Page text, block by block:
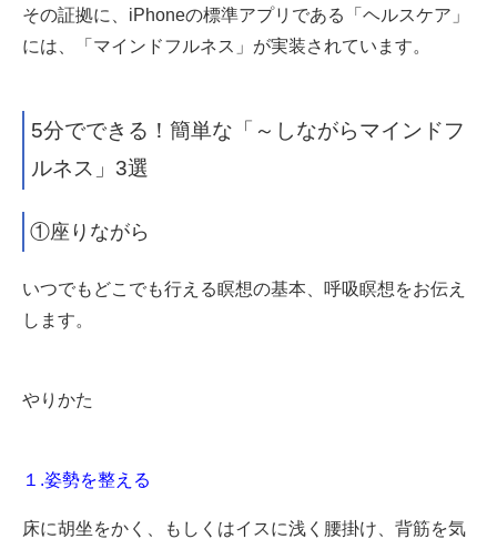
その証拠に、iPhoneの標準アプリである「ヘルスケア」
には、「マインドフルネス」が実装されています。
5分でできる！簡単な「～しながらマインドフ
ルネス」3選
①座りながら
いつでもどこでも行える瞑想の基本、呼吸瞑想をお伝え
します。
やりかた
１.姿勢を整える
床に胡坐をかく、もしくはイスに浅く腰掛け、背筋を気